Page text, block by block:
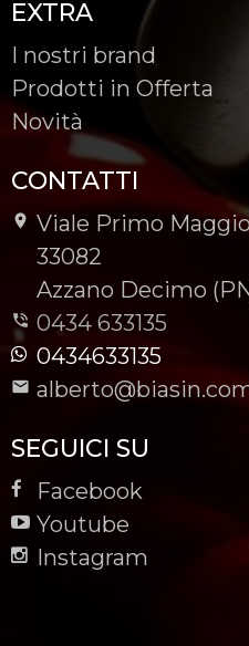
EXTRA
I nostri brand
Prodotti in Offerta
Novità
CONTATTI
Viale Primo
-
33082
-
Azzano Decimo
0434 633135
0434633135
SEGUICI SU
Facebook
Youtube
Instagram